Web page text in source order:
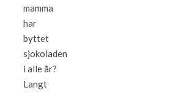
mamma
har
byttet
sjokoladen
i alle år?
Langt